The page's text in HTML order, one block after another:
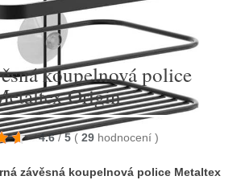
koupelnová police
Origin
4.6 / 5 ( 29 hodnocení )
závěsná koupelnová police Metaltex